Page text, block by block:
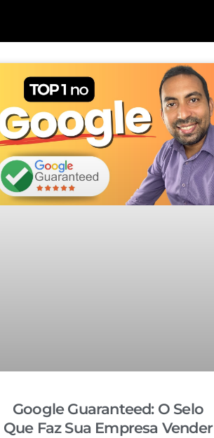
Google Guaranteed: O Selo
Que Faz Sua Empresa Vender